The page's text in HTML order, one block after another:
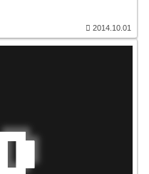
2014.10.01